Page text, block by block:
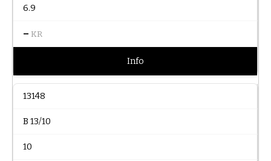
6.9
– KR
Info
13148
B 13/10
10